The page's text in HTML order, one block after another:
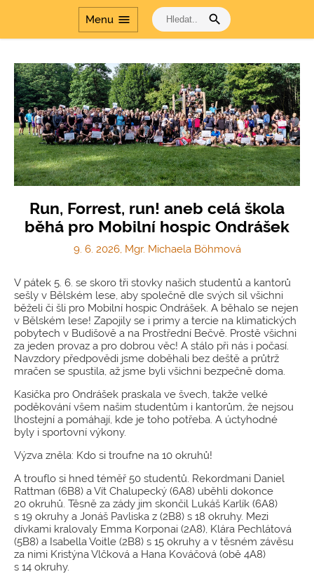
Menu menu search
Run, Forrest, run! aneb celá škola
běhá pro Mobilní hospic Ondrášek
9. 6. 2026, Mgr. Michaela Böhmová
V pátek 5. 6. se skoro tři stovky našich studentů a kantorů
sešly v Bělském lese, aby společně dle svých sil všichni
běželi či šli pro Mobilní hospic Ondrášek. A běhalo se nejen
v Bělském lese! Zapojily se i primy a tercie na klimatických
pobytech v Budišově a na Prostřední Bečvě. Prostě všichni
za jeden provaz a pro dobrou věc! A stálo při nás i počasí.
Navzdory předpovědi jsme doběhali bez deště a průtrž
mračen se spustila, až jsme byli všichni bezpečně doma.
Kasička pro Ondrášek praskala ve švech, takže velké
poděkování všem našim studentům i kantorům, že nejsou
lhostejní a pomáhají, kde je toho potřeba. A úctyhodné
byly i sportovní výkony.
Výzva zněla: Kdo si troufne na 10 okruhů!
A trouflo si hned téměř 50 studentů. Rekordmani Daniel
Rattman (6B8) a Vít Chalupecký (6A8) uběhli dokonce
20 okruhů. Těsně za zády jim skončil Lukáš Karlík (6A8)
s 19 okruhy a Jonáš Pavliska z (2B8) s 18 okruhy. Mezi
dívkami kralovaly Emma Korponai (2A8), Klára Pechlátová
(5B8) a Isabella Voitle (2B8) s 15 okruhy a v těsném závěsu
za nimi Kristýna Vlčková a Hana Kováčová (obě 4A8)
s 14 okruhy.